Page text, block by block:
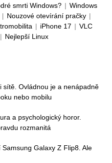
smrti Windows? | Windows
| Nouzové otevírání pračky |
| iPhone 17 | VLC
| Nejlepší Linux
sítě. Ovládnou je a nenápadně
nebo mobilu
a psychologický horor.
rozmanitá
Galaxy Z Flip8. Ale